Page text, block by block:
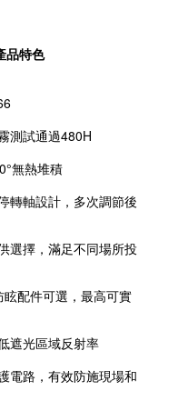
品特色
測試通過480H
無熱堆積
轉軸設計，多次調節後
選擇，滿足不同場所投
配件可選，最高可實
遮光區域反射率
電路，有效防施現場和